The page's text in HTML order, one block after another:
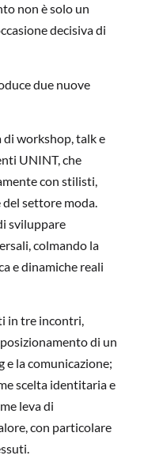
non è solo un
decisiva di
due nuove
di workshop, talk e
UNINT, che
con stilisti,
settore moda.
sviluppare
colmando la
e dinamiche reali
in tre incontri,
di un
la comunicazione;
scelta identitaria e
leva di
con particolare